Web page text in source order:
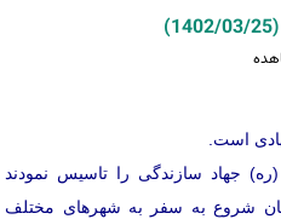
است.
جهاد سازندگی را تاسیس نمودند
شروع به سفر به شهرهای مختلف